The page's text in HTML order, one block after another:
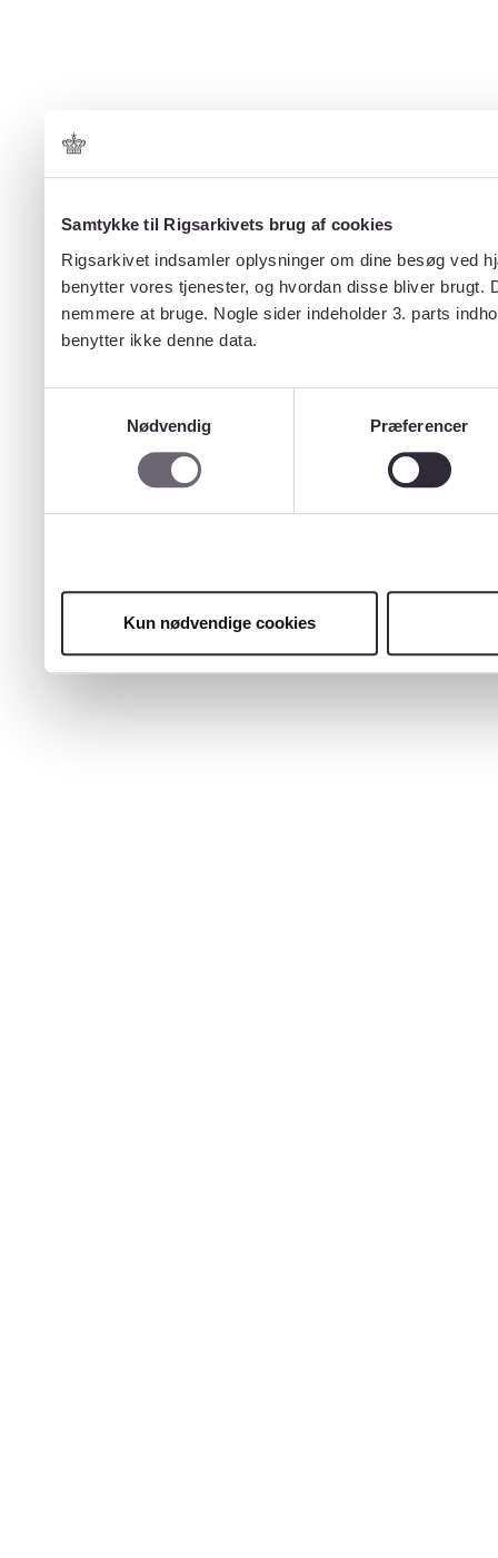
Samtykke til Rigsarkivets brug af cookies
Rigsarkivet indsamler oplysninger om dine besøg ved
benytter vores tjenester, og hvordan disse bliver
nemmere at bruge. Nogle sider indeholder 3. parts
benytter ikke denne data.
Nødvendig
Præferencer
Kun nødvendige cookies